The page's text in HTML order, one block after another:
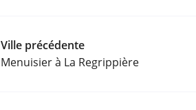
Ville précédente
Menuisier à La Regrippière